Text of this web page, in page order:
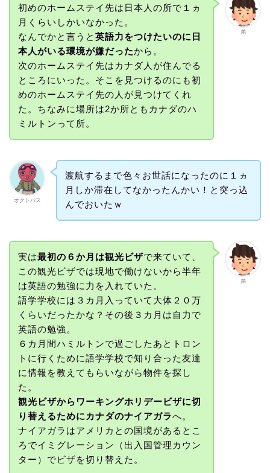
弟
初めのホームステイ先は日本人の所で１ヵ
月くらいしかいなかった。
なんでかと言うと 英語力をつけたいのに日
本人がいる環境が嫌だったから。
次のホームステイ先はカナダ人が住んでる
ところにいった。そこを見つけるのにも初
めのホームステイ先の人が見つけてくれ
た。ちなみに場所は2か所ともカナダのハ
ミルトンって所。
オクトパス
渡航するまで色々お世話になったのに１ヵ
月しか滞在してなかったんかい！と突っ込
んでおいたｗ
弟
実は最初の６か月は観光ビザで来ていて、
この観光ビザでは現地で働けないから半年
は英語の勉強に力を入れていた。
語学学校には３カ月入っていて大体２０万
くらいだったかな？その後３カ月は自力で
英語の勉強。
６カ月間ハミルトンで過ごしたあとトロン
トに行くために語学学校で知り合った友達
に情報を教えてもらいながら物件を探し
た。
観光ビザからワーキングホリデービザに切
り替えるためにカナダのナイアガラへ。
ナイアガラはアメリカとの国境があるとこ
ろでイミグレーション（出入国管理カウン
ター）でビザを切り替えた。